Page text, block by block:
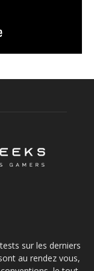
sur les derniers
au rendez vous,